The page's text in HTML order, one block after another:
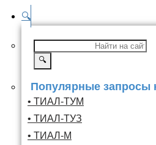
🔍
🔍
Популярные
• ТИАЛ-ТУМ
• ТИАЛ-ТУЗ
• ТИАЛ-М